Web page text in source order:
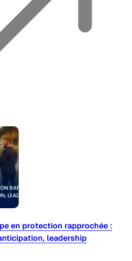
en protection rapprochée :
leadership